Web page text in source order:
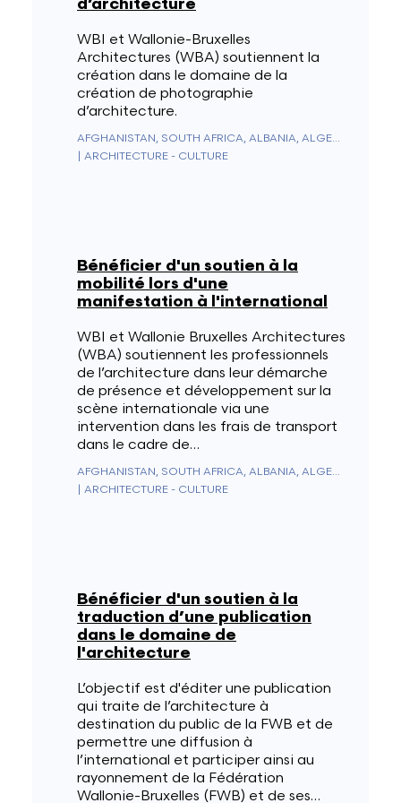
d’architecture
WBI et Wallonie-Bruxelles
Architectures (WBA) soutiennent la
création dans le domaine de la
création de photographie
d’architecture.
AFGHANISTAN, SOUTH AFRICA, ALBANIA, ALGERIA, GERMANY, ANDORRA, ANGOLA, ANGUILLA, ANTARCTICA, ANTIGUA & BARBUDA, NETHERLANDS ANTILLES, SAUDI ARABIA, ARGENTINA, ARMENIA, ARUBA, AUSTRALIA, AUSTRIA, AZERBAIJAN, BAHAMAS, BAHRAIN, BANGLADESH, BARBADOS, BELGIUM, BELIZE, BENIN, BERMUDA, BHUTAN, BELARUS, BOLIVIA, BOSNIA & HERZEGOVINA, BOTSWANA, BRAZIL, BRUNEI, BULGARIA, BURKINA FASO, BURUNDI, CAMBODIA, CAMEROON, CANADA, CAPE VERDE, CEUTA & MELILLA, CHILE, CHINA, CYPRUS, VATICAN CITY, COLOMBIA, COMOROS, CONGO - BRAZZAVILLE, CONGO - KINSHASA, NORTH KOREA, SOUTH KOREA, COSTA RICA, CÔTE D’IVOIRE, CROATIA, CUBA, CURAÇAO, DENMARK, DIEGO GARCIA, DJIBOUTI, DOMINICA, EGYPT, UNITED ARAB EMIRATES, ECUADOR, ERITREA, SPAIN, ESTONIA, ESWATINI, UNITED STATES, ETHIOPIA, FIJI, FINLAND, FRANCE, GABON, GAMBIA, GEORGIA, SOUTH GEORGIA & SOUTH SANDWICH ISLANDS, GHANA, GIBRALTAR, GREECE, GRENADA, GREENLAND, GUADELOUPE, GUAM, GUATEMALA, GUERNSEY, GUINEA, EQUATORIAL GUINEA, GUINEA-BISSAU, GUYANA, FRENCH GUIANA, HAITI, HONDURAS, HONG KONG SAR CHINA, HUNGARY, BOUVET ISLAND, CHRISTMAS ISLAND, CLIPPERTON ISLAND, ASCENSION ISLAND, ISLE OF MAN, NORFOLK ISLAND, ÅLAND ISLANDS, CAYMAN ISLANDS, CANARY ISLANDS, COCOS (KEELING) ISLANDS, COOK ISLANDS, U.S. OUTLYING ISLANDS, FAROE ISLANDS, HEARD & MCDONALD ISLANDS, FALKLAND ISLANDS, NORTHERN MARIANA ISLANDS, MARSHALL ISLANDS, PITCAIRN ISLANDS, SOLOMON ISLANDS, TURKS & CAICOS ISLANDS, U.S. VIRGIN ISLANDS, BRITISH VIRGIN ISLANDS, INDIA, INDONESIA, IRAQ, IRAN, IRELAND, ICELAND, ISRAEL, ITALY, JAMAICA, JAPAN, JERSEY, JORDAN, KAZAKHSTAN, KENYA, KYRGYZSTAN, KIRIBATI, KOSOVO, KUWAIT, LAOS, LESOTHO, LATVIA, LEBANON, LIBERIA, LIECHTENSTEIN, LITHUANIA, LUXEMBOURG, LIBYA, NORTH MACEDONIA, MADAGASCAR, MALAYSIA, MALAWI, MALDIVES, MALI, MALTA, MOROCCO, MARTINIQUE, MAURITIUS, MAURITANIA, MAYOTTE, MEXICO, MICRONESIA, MOLDOVA, MONACO, MONGOLIA, MONTENEGRO, MONTSERRAT, MOZAMBIQUE, MYANMAR (BURMA), NAMIBIA, NAURU, NEPAL, NICARAGUA, NIGER, NIGERIA, NIUE, NORWAY, NEW CALEDONIA, NEW ZEALAND, OUTLYING OCEANIA, OMAN, UGANDA, UZBEKISTAN, PAKISTAN, PALAU, PANAMA, PAPUA NEW GUINEA, PARAGUAY, NETHERLANDS, CARIBBEAN NETHERLANDS, PERU, PHILIPPINES, POLAND, FRENCH POLYNESIA, PUERTO RICO, PORTUGAL, QATAR, MACAO SAR CHINA, CENTRAL AFRICAN REPUBLIC, DOMINICAN REPUBLIC, RÉUNION, ROMANIA, UNITED KINGDOM, RUSSIA, RWANDA, WESTERN SAHARA, ST. KITTS & NEVIS, SAN MARINO, ST. PIERRE & MIQUELON, ST. VINCENT & GRENADINES, ST. HELENA, ST. LUCIA, EL SALVADOR, SAMOA, AMERICAN SAMOA, SÃO TOMÉ & PRÍNCIPE, SENEGAL, SERBIA, SEYCHELLES, SIERRA LEONE, SINGAPORE, SINT MAARTEN, SLOVAKIA, SLOVENIA, SOMALIA, SUDAN, SOUTH SUDAN, SRI LANKA, ST. BARTHÉLEMY, ST. MARTIN, SWEDEN, SWITZERLAND, SURINAME, SVALBARD & JAN MAYEN, SYRIA, TAJIKISTAN, TAIWAN, TANZANIA, CHAD, CZECHIA, FRENCH SOUTHERN TERRITORIES, BRITISH INDIAN OCEAN TERRITORY, PALESTINIAN TERRITORIES, THAILAND, TIMOR-LESTE, TOGO, TOKELAU, TONGA, TRINIDAD & TOBAGO, TRISTAN DA CUNHA, TUNISIA, TÜRKIYE, TURKMENISTAN, TUVALU, UKRAINE, URUGUAY, VANUATU, VENEZUELA, VIETNAM, WALLIS & FUTUNA, YEMEN, ZAMBIA, ZIMBABWE
ARCHITECTURE - CULTURE
Bénéficier d'un soutien à la
mobilité lors d'une
manifestation à l'international
WBI et Wallonie Bruxelles Architectures
(WBA) soutiennent les professionnels
de l’architecture dans leur démarche
de présence et développement sur la
scène internationale via une
intervention dans les frais de transport
dans le cadre de…
AFGHANISTAN, SOUTH AFRICA, ALBANIA, ALGERIA, GERMANY, ANDORRA, ANGOLA, ANGUILLA, ANTARCTICA, ANTIGUA & BARBUDA, NETHERLANDS ANTILLES, SAUDI ARABIA, ARGENTINA, ARMENIA, ARUBA, AUSTRALIA, AUSTRIA, AZERBAIJAN, BAHAMAS, BAHRAIN, BANGLADESH, BARBADOS, BELIZE, BENIN, BERMUDA, BHUTAN, BELARUS, BOLIVIA, BOSNIA & HERZEGOVINA, BOTSWANA, BRAZIL, BRUNEI, BULGARIA, BURKINA FASO, BURUNDI, CAMBODIA, CAMEROON, CANADA, CAPE VERDE, CEUTA & MELILLA, CHILE, CHINA, CYPRUS, VATICAN CITY, COLOMBIA, COMOROS, CONGO - BRAZZAVILLE, CONGO - KINSHASA, NORTH KOREA, SOUTH KOREA, COSTA RICA, CÔTE D’IVOIRE, CROATIA, CUBA, CURAÇAO, DENMARK, DIEGO GARCIA, DJIBOUTI, DOMINICA, EGYPT, UNITED ARAB EMIRATES, ECUADOR, ERITREA, SPAIN, ESTONIA, ESWATINI, UNITED STATES, ETHIOPIA, FIJI, FINLAND, FRANCE, GABON, GAMBIA, GEORGIA, SOUTH GEORGIA & SOUTH SANDWICH ISLANDS, GHANA, GIBRALTAR, GREECE, GRENADA, GREENLAND, GUADELOUPE, GUAM, GUATEMALA, GUERNSEY, GUINEA, EQUATORIAL GUINEA, GUINEA-BISSAU, GUYANA, FRENCH GUIANA, HAITI, HONDURAS, HONG KONG SAR CHINA, HUNGARY, BOUVET ISLAND, CHRISTMAS ISLAND, CLIPPERTON ISLAND, ASCENSION ISLAND, ISLE OF MAN, NORFOLK ISLAND, ÅLAND ISLANDS, CAYMAN ISLANDS, CANARY ISLANDS, COCOS (KEELING) ISLANDS, COOK ISLANDS, U.S. OUTLYING ISLANDS, FAROE ISLANDS, HEARD & MCDONALD ISLANDS, FALKLAND ISLANDS, NORTHERN MARIANA ISLANDS, MARSHALL ISLANDS, PITCAIRN ISLANDS, SOLOMON ISLANDS, TURKS & CAICOS ISLANDS, U.S. VIRGIN ISLANDS, BRITISH VIRGIN ISLANDS, INDIA, INDONESIA, IRAQ, IRAN, IRELAND, ICELAND, ISRAEL, ITALY, JAMAICA, JAPAN, JERSEY, JORDAN, KAZAKHSTAN, KENYA, KYRGYZSTAN, KIRIBATI, KOSOVO, KUWAIT, LAOS, LESOTHO, LATVIA, LEBANON, LIBERIA, LIECHTENSTEIN, LITHUANIA, LUXEMBOURG, LIBYA, NORTH MACEDONIA, MADAGASCAR, MALAYSIA, MALAWI, MALDIVES, MALI, MALTA, MOROCCO, MARTINIQUE, MAURITIUS, MAURITANIA, MAYOTTE, MEXICO, MICRONESIA, MOLDOVA, MONACO, MONGOLIA, MONTENEGRO, MONTSERRAT, MOZAMBIQUE, MYANMAR (BURMA), NAMIBIA, NAURU, NEPAL, NICARAGUA, NIGER, NIGERIA, NIUE, NORWAY, NEW CALEDONIA, NEW ZEALAND, OUTLYING OCEANIA, OMAN, UGANDA, UZBEKISTAN, PAKISTAN, PALAU, PANAMA, PAPUA NEW GUINEA, PARAGUAY, NETHERLANDS, CARIBBEAN NETHERLANDS, PERU, PHILIPPINES, POLAND, FRENCH POLYNESIA, PUERTO RICO, PORTUGAL, QATAR, MACAO SAR CHINA, CENTRAL AFRICAN REPUBLIC, DOMINICAN REPUBLIC, RÉUNION, ROMANIA, UNITED KINGDOM, RUSSIA, RWANDA, WESTERN SAHARA, ST. KITTS & NEVIS, SAN MARINO, ST. PIERRE & MIQUELON, ST. VINCENT & GRENADINES, ST. HELENA, ST. LUCIA, EL SALVADOR, SAMOA, AMERICAN SAMOA, SÃO TOMÉ & PRÍNCIPE, SENEGAL, SERBIA, SEYCHELLES, SIERRA LEONE, SINGAPORE, SINT MAARTEN, SLOVAKIA, SLOVENIA, SOMALIA, SUDAN, SOUTH SUDAN, SRI LANKA, ST. BARTHÉLEMY, ST. MARTIN, SWEDEN, SWITZERLAND, SURINAME, SVALBARD & JAN MAYEN, SYRIA, TAJIKISTAN, TAIWAN, TANZANIA, CHAD, CZECHIA, FRENCH SOUTHERN TERRITORIES, BRITISH INDIAN OCEAN TERRITORY, PALESTINIAN TERRITORIES, THAILAND, TIMOR-LESTE, TOGO, TOKELAU, TONGA, TRINIDAD & TOBAGO, TRISTAN DA CUNHA, TUNISIA, TÜRKIYE, TURKMENISTAN, TUVALU, UKRAINE, URUGUAY, VANUATU, VENEZUELA, VIETNAM, WALLIS & FUTUNA, YEMEN, ZAMBIA, ZIMBABWE
ARCHITECTURE - CULTURE
Bénéficier d'un soutien à la
traduction d’une publication
dans le domaine de
l'architecture
L’objectif est d'éditer une publication
qui traite de l’architecture à
destination du public de la FWB et de
permettre une diffusion à
l’international et participer ainsi au
rayonnement de la Fédération
Wallonie-Bruxelles (FWB) et de ses…